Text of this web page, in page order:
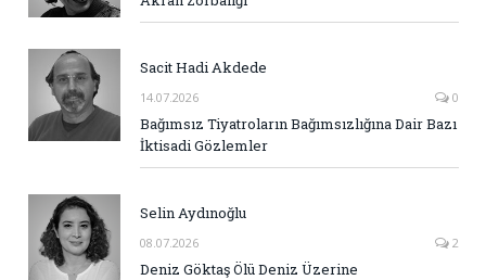
Sacit Hadi Akdede
14.07.2026 0
Bağımsız Tiyatroların Bağımsızlığına Dair Bazı
İktisadi Gözlemler
Selin Aydınoğlu
08.07.2026 2
Deniz Göktaş Ölü Deniz Üzerine